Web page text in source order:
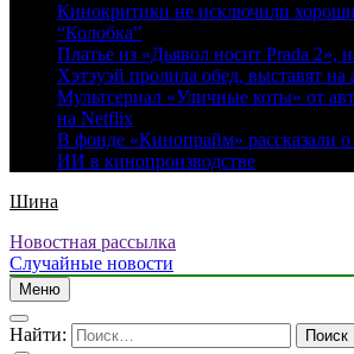
Кинокритики не исключили
“Колобка”
Платье из «Дьявол носит Prada 2»,
Хэтэуэй пролила обед, выставят на
Мультсериал «Уличные коты» от
на Netflix
В фонде «Кинопрайм» рассказали
ИИ в кинопроизводстве
Шина
Новостная рассылка
Случайные новости
Меню
Найти: